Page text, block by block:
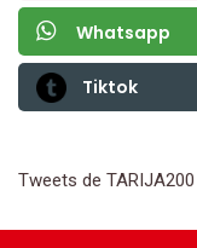
Whatsapp
Tiktok
Tweets de TARIJA200